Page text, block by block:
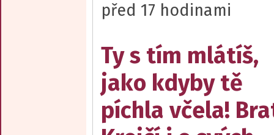
před 17 hodinami
Ty s tím mlátíš,
jako kdyby tě
píchla včela!